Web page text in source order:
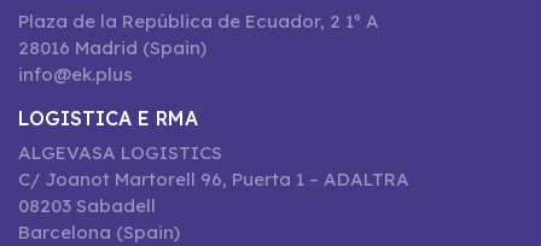
Plaza de la República de Ecuador, 2 1º A
28016 Madrid (Spain)
info@ek.plus
LOGISTICA E RMA
ALGEVASA LOGISTICS
C/ Joanot Martorell 96, Puerta 1 – ADALTRA
08203 Sabadell
Barcelona (Spain)